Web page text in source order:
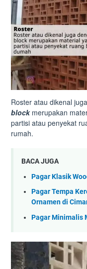
Roster atau dikenal
blockmerupakan
partisi atau penyekat
rumah.
BACA JUGA
Pagar Klasik
Pagar Tempa
Ornamen di
Pagar Minimalis